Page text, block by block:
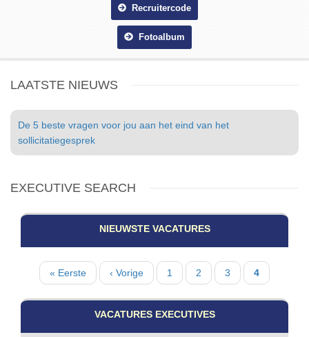
Recruitercode
Fotoalbum
LAATSTE NIEUWS
De 5 beste vragen voor jou aan het eind van het
sollicitatiegesprek
EXECUTIVE SEARCH
NIEUWSTE VACATURES
PaginatieEerste
pagina
« Eerste
Vorige
pagina
‹ Vorige Pagina
1 Pagina
2 Pagina
3
Huidige
pagina
4
VACATURES EXECUTIVES